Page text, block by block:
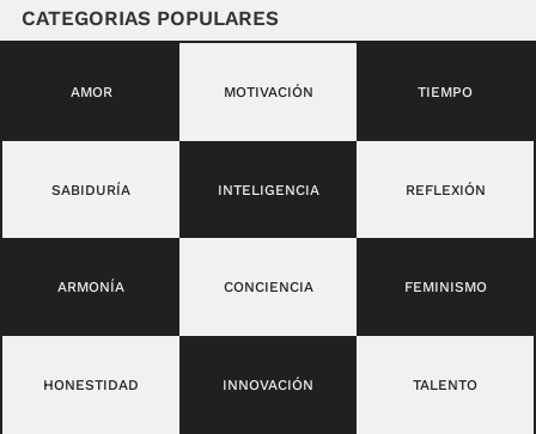
CATEGORIAS POPULARES
AMOR MOTIVACIÓN TIEMPO
SABIDURÍA INTELIGENCIA REFLEXIÓN
ARMONÍA CONCIENCIA FEMINISMO
HONESTIDAD INNOVACIÓN TALENTO